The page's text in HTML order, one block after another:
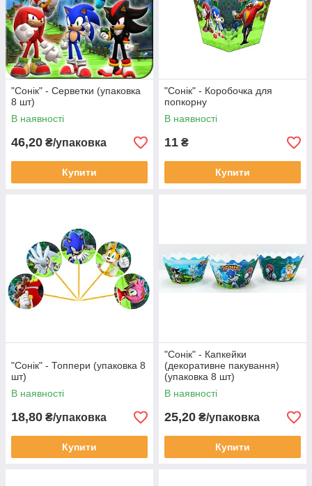
"Сонік" - Серветки (упаковка
8 шт)
В наявності
46,20 ₴/упаковка
Купити
"Сонік" - Коробочка для
попкорну
В наявності
11 ₴
Купити
"Сонік" - Топпери (упаковка 8
шт)
В наявності
18,80 ₴/упаковка
Купити
"Сонік" - Капкейки
(декоративне пакування)
(упаковка 8 шт)
В наявності
25,20 ₴/упаковка
Купити